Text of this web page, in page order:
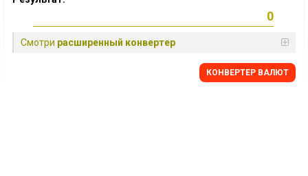
Смотри расширенный конвертер
КОНВЕРТЕР ВАЛЮТ